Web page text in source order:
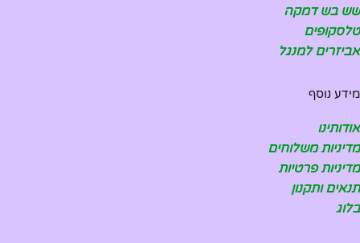
שש בש דמקה
טלסקופים
אביזרים למנגל
מידע נוסף
אודותינו
מדיניות משלוחים
מדיניות פרטיות
תנאים ותקנון
בלוג